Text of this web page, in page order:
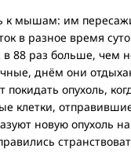
к мышам: им
в разное время
88 раз больше, чем
днём они
покидать опухоль,
клетки,
новую опухоль